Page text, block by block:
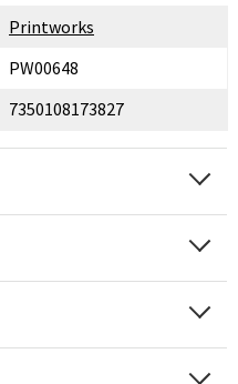
Printworks
PW00648
7350108173827